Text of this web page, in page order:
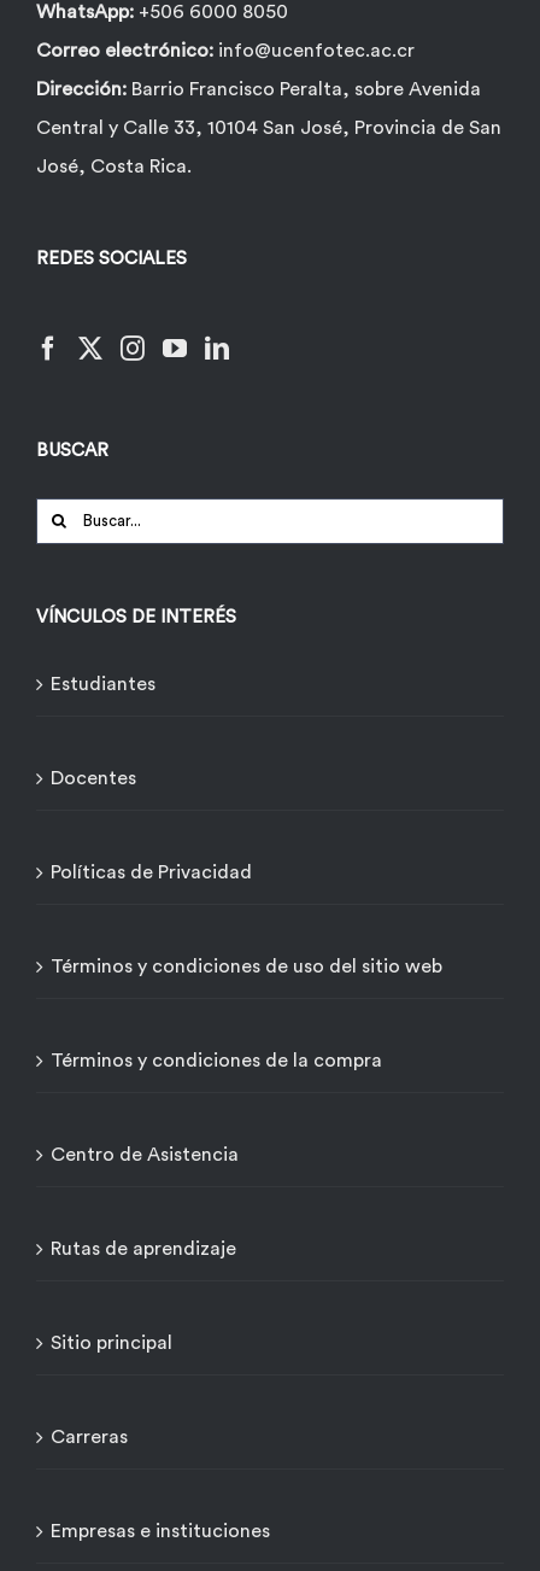
WhatsApp: +506 6000 8050
Correo electrónico: info@ucenfotec.ac.cr
Dirección: Barrio Francisco Peralta, sobre Avenida
Central y Calle 33, 10104 San José, Provincia de San
José, Costa Rica.
REDES SOCIALES
BUSCAR
Buscar:
VÍNCULOS DE INTERÉS
Estudiantes
Docentes
Políticas de Privacidad
Términos y condiciones de uso del sitio web
Términos y condiciones de la compra
Centro de Asistencia
Rutas de aprendizaje
Sitio principal
Carreras
Empresas e instituciones